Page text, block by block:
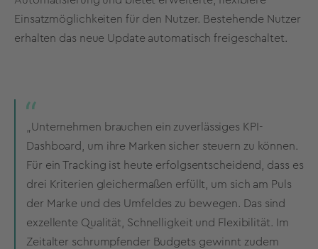
Einsatzmöglichkeiten für den Nutzer. Bestehende Nutzer
erhalten das neue Update automatisch freigeschaltet.
„Unternehmen brauchen ein zuverlässiges KPI-
Dashboard, um ihre Marken sicher steuern zu können.
Für ein Tracking ist heute erfolgsentscheidend, dass es
drei Kriterien gleichermaßen erfüllt, um sich am Puls
der Marke und des Umfeldes zu bewegen. Das sind
exzellente Qualität, Schnelligkeit und Flexibilität. Im
Zeitalter schrumpfender Budgets gewinnt zudem